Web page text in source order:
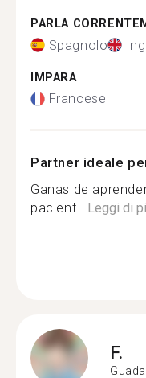
PARLA
Spagnolo
IMPARA
Francese
Partner ideale
Ganas de
pacient...Leggi di
F.